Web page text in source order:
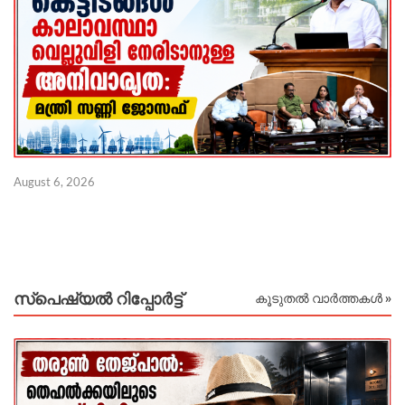
August 6, 2026
സ്പെഷ്യൽ റിപ്പോര്‍ട്ട് കൂടുതൽ വാർത്തകൾ »